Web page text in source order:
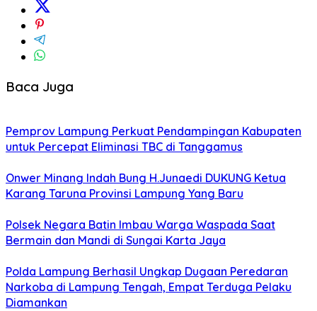
Baca Juga
Pemprov Lampung Perkuat Pendampingan Kabupaten
untuk Percepat Eliminasi TBC di Tanggamus
Onwer Minang Indah Bung H.Junaedi DUKUNG Ketua
Karang Taruna Provinsi Lampung Yang Baru
Polsek Negara Batin Imbau Warga Waspada Saat
Bermain dan Mandi di Sungai Karta Jaya
Polda Lampung Berhasil Ungkap Dugaan Peredaran
Narkoba di Lampung Tengah, Empat Terduga Pelaku
Diamankan